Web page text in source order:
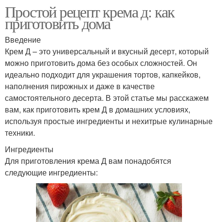
Простой рецепт крема д: как
приготовить дома
Введение
Крем Д – это универсальный и вкусный десерт, который
можно приготовить дома без особых сложностей. Он
идеально подходит для украшения тортов, капкейков,
наполнения пирожных и даже в качестве
самостоятельного десерта. В этой статье мы расскажем
вам, как приготовить крем Д в домашних условиях,
используя простые ингредиенты и нехитрые кулинарные
техники.
Ингредиенты
Для приготовления крема Д вам понадобятся
следующие ингредиенты: